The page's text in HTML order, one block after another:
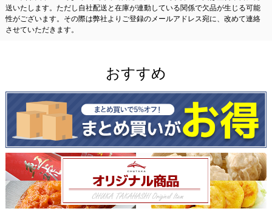
送いたします。ただし自社配送と在庫が連動している関係で欠品が生じる可能
性がございます。その際は弊社よりご登録のメールアドレス宛に、改めて連絡
させていただきます。
おすすめ